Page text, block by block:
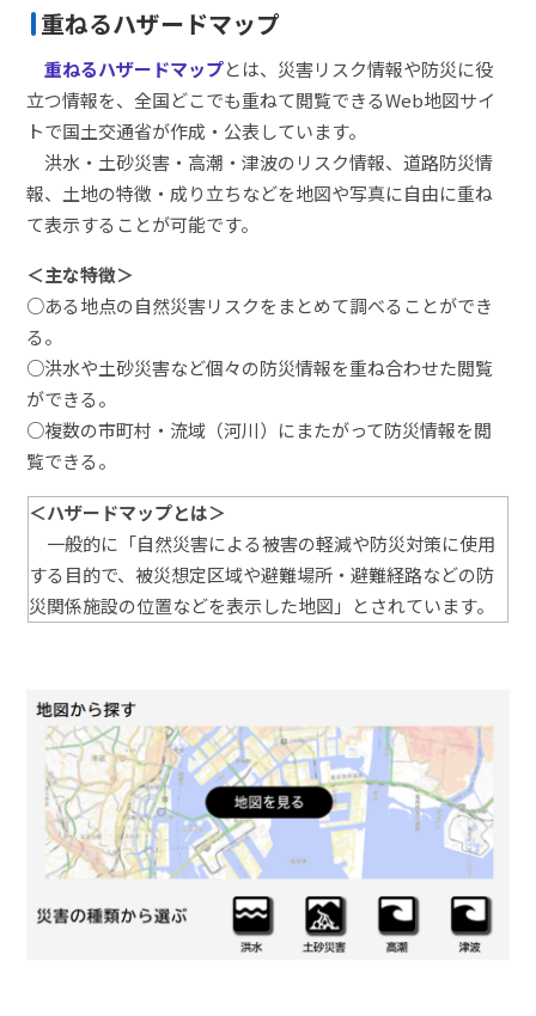
重ねるハザードマップ
重ねるハザードマップとは、災害リスク情報や防災に役
立つ情報を、全国どこでも重ねて閲覧できるWeb地図サイ
トで国土交通省が作成・公表しています。
洪水・土砂災害・高潮・津波のリスク情報、道路防災情
報、土地の特徴・成り立ちなどを地図や写真に自由に重ね
て表示することが可能です。
＜主な特徴＞
○ある地点の自然災害リスクをまとめて調べることができ
る。
○洪水や土砂災害など個々の防災情報を重ね合わせた閲覧
ができる。
○複数の市町村・流域（河川）にまたがって防災情報を閲
覧できる。
＜ハザードマップとは＞
一般的に「自然災害による被害の軽減や防災対策に使用
する目的で、被災想定区域や避難場所・避難経路などの防
災関係施設の位置などを表示した地図」とされています。